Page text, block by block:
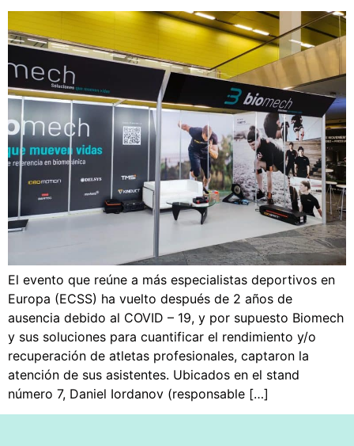
El evento que reúne a más especialistas deportivos en
Europa (ECSS) ha vuelto después de 2 años de
ausencia debido al COVID – 19, y por supuesto Biomech
y sus soluciones para cuantificar el rendimiento y/o
recuperación de atletas profesionales, captaron la
atención de sus asistentes. Ubicados en el stand
número 7, Daniel Iordanov (responsable […]